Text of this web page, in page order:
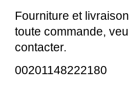
Fourniture et
toute commande,
contacter.
00201148222180